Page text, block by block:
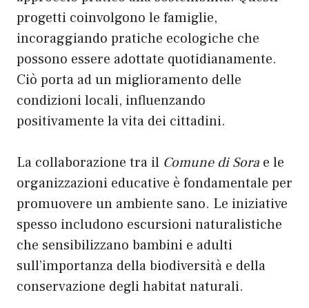
progetti coinvolgono le famiglie,
incoraggiando pratiche ecologiche che
possono essere adottate quotidianamente.
Ciò porta ad un miglioramento delle
condizioni locali, influenzando
positivamente la vita dei cittadini.
La collaborazione tra il Comune di Sora e le
organizzazioni educative è fondamentale per
promuovere un ambiente sano. Le iniziative
spesso includono escursioni naturalistiche
che sensibilizzano bambini e adulti
sull’importanza della biodiversità e della
conservazione degli habitat naturali.